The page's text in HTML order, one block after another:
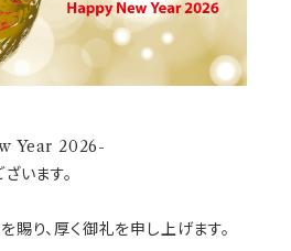
Year 2026-
います。
り、厚く御礼を申し上げます。